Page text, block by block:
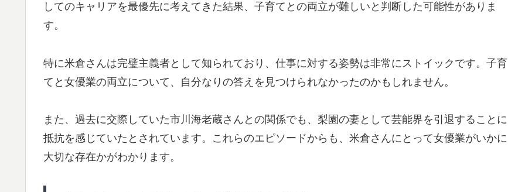
してのキャリアを最優先に考えてきた結果、子育てとの両立が難しいと判断した可能性がありま
す。
特に米倉さんは完璧主義者として知られており、仕事に対する姿勢は非常にストイックです。子育
てと女優業の両立について、自分なりの答えを見つけられなかったのかもしれません。
また、過去に交際していた市川海老蔵さんとの関係でも、梨園の妻として芸能界を引退することに
抵抗を感じていたとされています。これらのエピソードからも、米倉さんにとって女優業がいかに
大切な存在かがわかります。